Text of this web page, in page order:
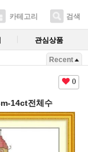
카테고리 검색
관심상품
Recent
0
14ct전체수